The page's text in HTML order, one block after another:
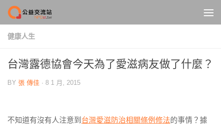
Skip to content
健康人生
台灣露德協會今天為了愛滋病友做了什麼？
BY 張 傳佳 · 8 1 月, 2015
不知道有沒有人注意到 台灣愛滋防治相關條例修法的事情？據